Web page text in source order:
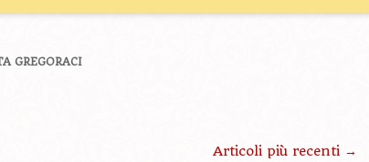
GREGORACI
Articoli più recenti →